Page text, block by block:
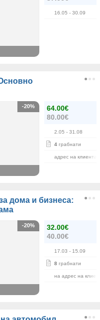
16.05 - 30.09
64.00€
80.00€
2.05 - 31.08
4 грабнати
адрес на клиента
-20%
дома и бизнеса:
32.00€
40.00€
17.03 - 15.09
8 грабнати
на адрес на
-20%